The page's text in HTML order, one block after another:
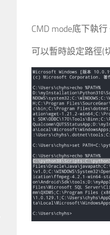
CMD mode底下執行
可以暫時設定路徑(